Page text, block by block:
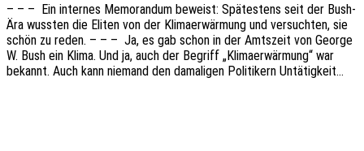
– – – Ein inter­nes Memo­ran­dum beweist: Spätes­tens seit der Bush-
Ära wuss­ten die Eliten von der Klima­er­wär­mung und versuch­ten, sie
schön zu reden. – – – Ja, es gab schon in der Amts­zeit von George
W. Bush ein Klima. Und ja, auch der Begriff „Klima­er­wär­mung“ war
bekannt. Auch kann niemand den dama­li­gen Poli­ti­kern Untätigkeit…